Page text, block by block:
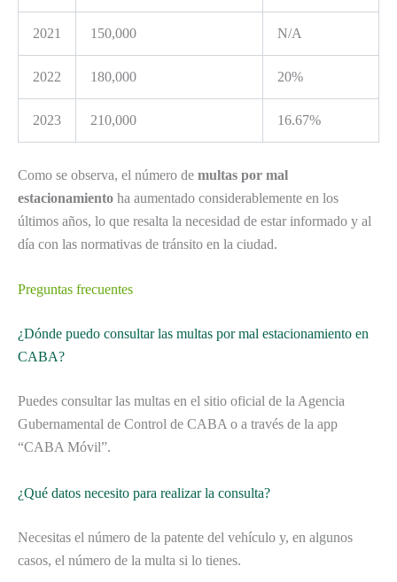
2021 150,000 N/A
2022 180,000 20%
2023 210,000 16.67%
Como se observa, el número de multas por mal
estacionamiento ha aumentado considerablemente en los
últimos años, lo que resalta la necesidad de estar informado y al
día con las normativas de tránsito en la ciudad.
Preguntas frecuentes
¿Dónde puedo consultar las multas por mal estacionamiento en
CABA?
Puedes consultar las multas en el sitio oficial de la Agencia
Gubernamental de Control de CABA o a través de la app
“CABA Móvil”.
¿Qué datos necesito para realizar la consulta?
Necesitas el número de la patente del vehículo y, en algunos
casos, el número de la multa si lo tienes.